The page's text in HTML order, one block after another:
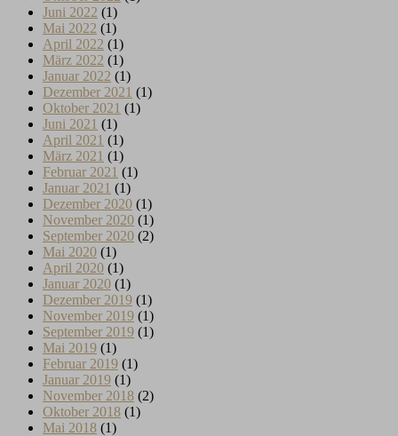
Juni 2022 (1)
Mai 2022 (1)
April 2022 (1)
März 2022 (1)
Januar 2022 (1)
Dezember 2021 (1)
Oktober 2021 (1)
Juni 2021 (1)
April 2021 (1)
März 2021 (1)
Februar 2021 (1)
Januar 2021 (1)
Dezember 2020 (1)
November 2020 (1)
September 2020 (2)
Mai 2020 (1)
April 2020 (1)
Januar 2020 (1)
Dezember 2019 (1)
November 2019 (1)
September 2019 (1)
Mai 2019 (1)
Februar 2019 (1)
Januar 2019 (1)
November 2018 (2)
Oktober 2018 (1)
Mai 2018 (1)